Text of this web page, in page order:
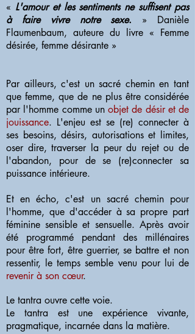
« L'amour et les sentiments ne suffisent pas
à faire vivre notre sexe. » Danièle
Flaumenbaum, auteure du livre « Femme
désirée, femme désirante »
Par ailleurs, c'est un sacré chemin en tant
que femme, que de ne plus être considérée
par l'homme comme un objet de désir et de
jouissance. L'enjeu est se (re) connecter à
ses besoins, désirs, autorisations et limites,
oser dire, traverser la peur du rejet ou de
l'abandon, pour de se (re)connecter sa
puissance intérieure.
Et en écho, c'est un sacré chemin pour
l'homme, que d'accéder à sa propre part
féminine sensible et sensuelle. Après avoir
été programmé pendant des millénaires
pour être fort, être guerrier, se battre et non
ressentir, le temps semble venu pour lui de
revenir à son cœur.
Le tantra ouvre cette voie.
Le tantra est une expérience vivante,
pragmatique, incarnée dans la matière.